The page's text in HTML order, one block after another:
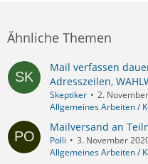
Ähnliche Themen
Mail verfassen
Adresszeilen,
Skeptiker
2.
Allgemeines Arbeiten /
Mailversand an
Polli
3. November
Allgemeines Arbeiten /